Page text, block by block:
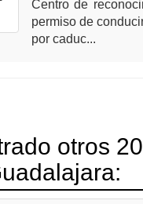
Centro de
permiso de
por caduc...
otros